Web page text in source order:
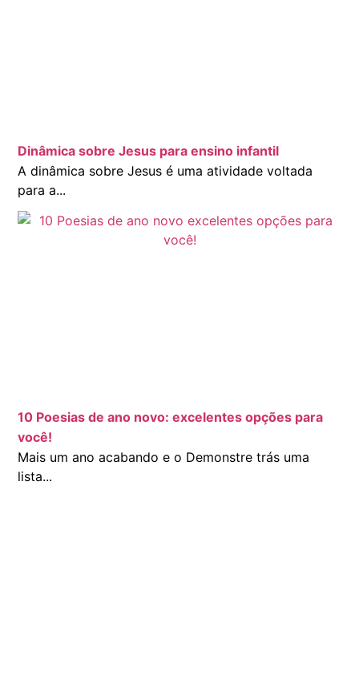
Dinâmica sobre Jesus para ensino infantil
A dinâmica sobre Jesus é uma atividade voltada
para a...
10 Poesias de ano novo: excelentes opções para
você!
Mais um ano acabando e o Demonstre trás uma
lista...